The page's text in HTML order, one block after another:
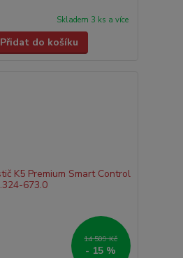
Skladem 3 ks a více
Přidat do košíku
14 509 Kč
- 15 %